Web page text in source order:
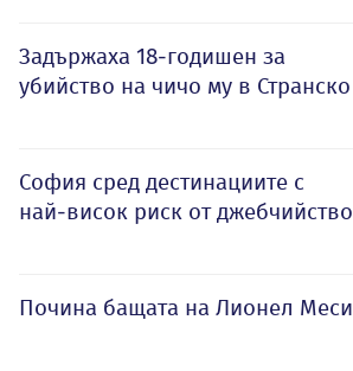
Задържаха 18-годишен за
убийство на чичо му в Странско
София сред дестинациите с
най-висок риск от джебчийство
Почина бащата на Лионел Меси